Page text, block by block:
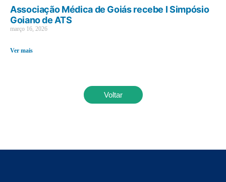
Associação Médica de Goiás recebe I Simpósio
Goiano de ATS
março 16, 2026
Ver mais
Voltar